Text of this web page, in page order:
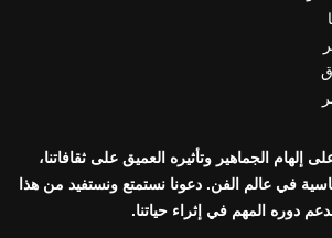
إلهام الجماهير وتأثيره العميق على ثقافاتنا،
في عالم الفن. دعونا نستمتع ونستفيد من هذا
دوره المهم في إثراء حياتنا.